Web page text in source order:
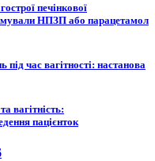
печінкової
НПЗП або парацетамол
час вагітності: настанова
вагітність:
пацієнток